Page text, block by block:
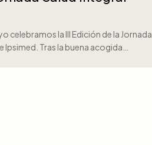
celebramos la III Edición de la Jornada
Ipsimed. Tras la buena acogida…